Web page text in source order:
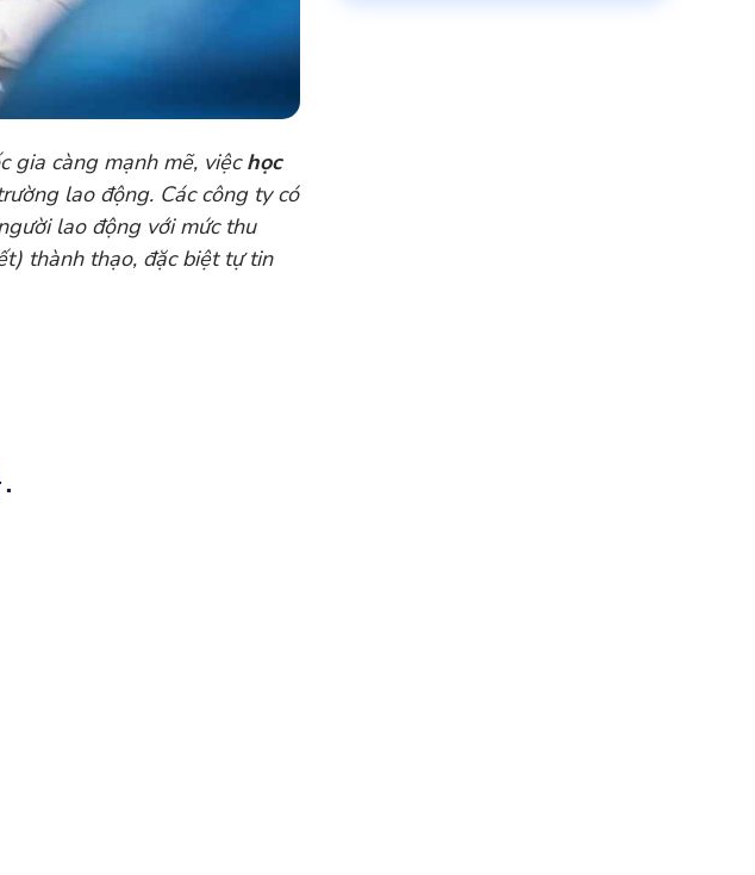
gia càng mạnh mẽ, việchọc
lao động. Các công ty có
lao động với mức thu
thành thạo, đặc biệt tự tin